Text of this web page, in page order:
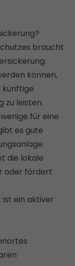
braucht
können,
künftige
zu leisten.
für eine
es gute
die lokale
oder fördert
ist ein aktiver